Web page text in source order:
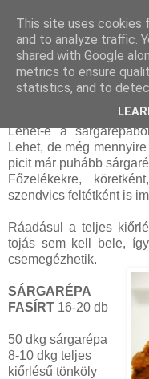
szerda, december 07,
Sárgarépa fasírt
vöröskáposzta fasírt
Lehet-e a
Lehet, de még
picit már puhább
Főzelékekre,
szendvics feltétként is
Ráadásul a teljes
tojás sem kell bele,
csemegézhetik.
SÁRGARÉPA
FASÍRT 16-20 db
50 dkg sárgarépa
8-10 dkg teljes
kiőrlésű tönköly
This site uses cookies
and to analyze traffic.
shared with Google
metrics to ensure
statistics, and to